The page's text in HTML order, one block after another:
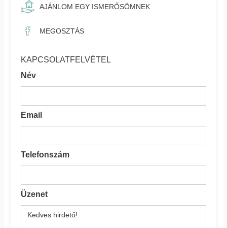
AJÁNLOM EGY ISMERŐSÖMNEK
MEGOSZTÁS
KAPCSOLATFELVÉTEL
Név
Email
Telefonszám
Üzenet